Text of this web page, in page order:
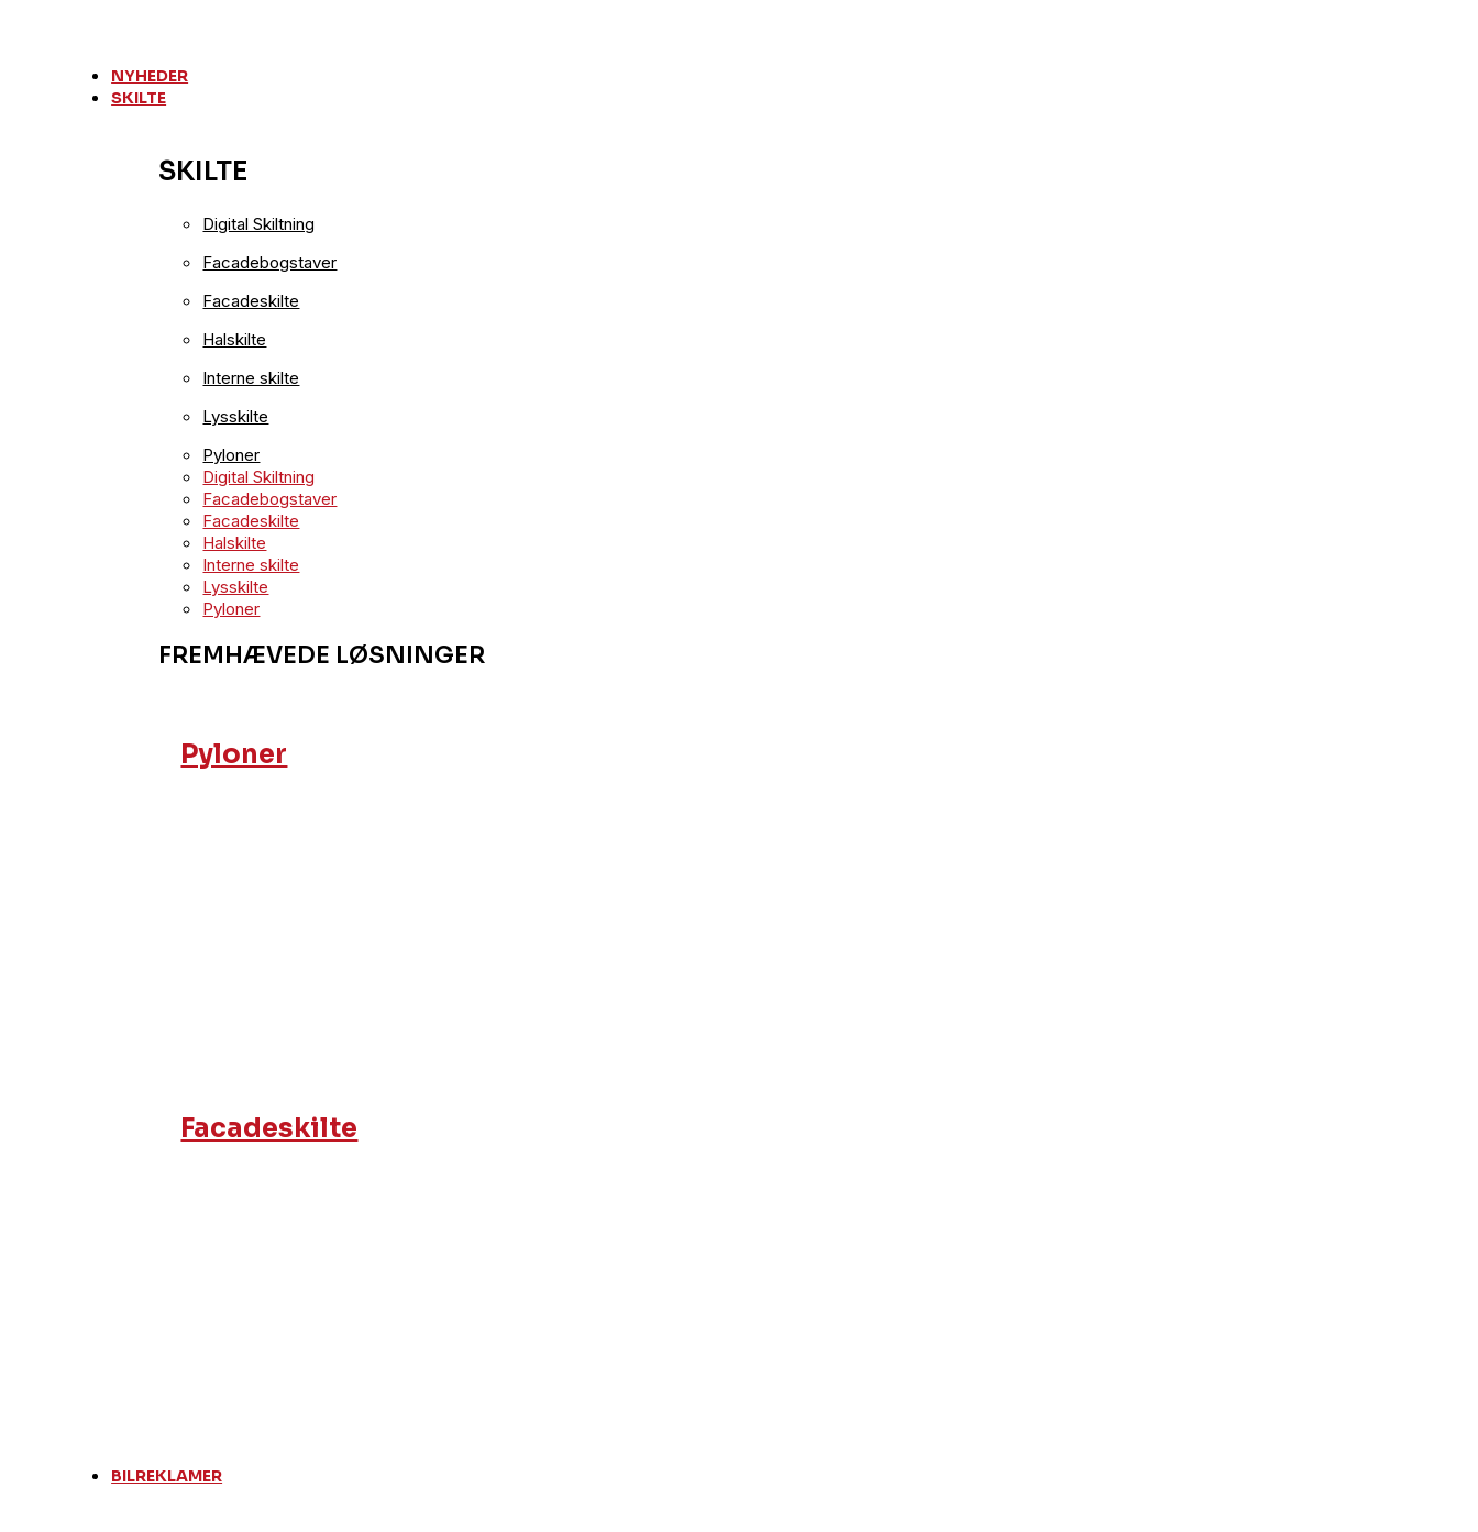
NYHEDER
SKILTE
SKILTE
Digital Skiltning
Facadebogstaver
Facadeskilte
Halskilte
Interne skilte
Lysskilte
Pyloner
Digital Skiltning
Facadebogstaver
Facadeskilte
Halskilte
Interne skilte
Lysskilte
Pyloner
FREMHÆVEDE LØSNINGER
Pyloner
Facadeskilte
BILREKLAMER